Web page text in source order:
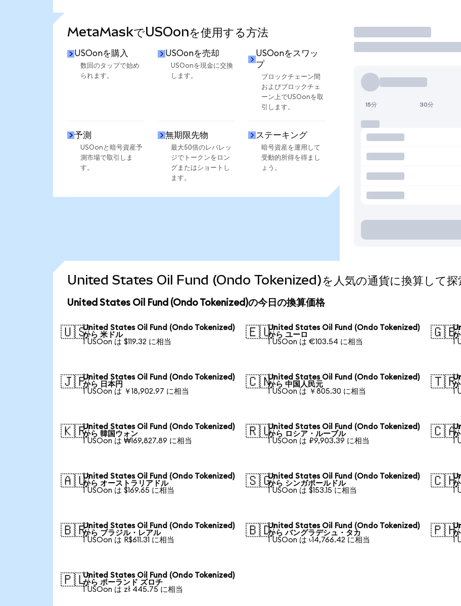
MetaMaskでUSOonを使用する方法
USOonを購入
数回のタップで始め
られます。
USOonを売却
USOonを現金に交換
します。
USOonをスワッ
プ
ブロックチェーン間
およびブロックチェ
ーン上でUSOonを取
引します。
予測
USOonと暗号資産予
測市場で取引しま
す。
無期限先物
最大50倍のレバレッ
ジでトークンをロン
グまたはショートし
ます。
ステーキング
暗号資産を運用して
受動的所得を得まし
ょう。
取引
15分 30分
United States Oil Fund (Ondo Tokenized)を人気の通貨に換算して探
United States Oil Fund (Ondo Tokenized)の今日の換算価格
🇺🇸United States Oil Fund (Ondo Tokenized)
から 米ドル
1 USOon は $119.32 に相当
🇪🇺United States Oil Fund (Ondo Tokenized)
から ユーロ
1 USOon は €103.54 に相当
🇬🇧
1
🇯🇵United States Oil Fund (Ondo Tokenized)
から 日本円
1 USOon は ￥18,902.97 に相当
🇨🇳United States Oil Fund (Ondo Tokenized)
から 中国人民元
1 USOon は ￥805.30 に相当
🇹🇷
1
🇰🇷United States Oil Fund (Ondo Tokenized)
から 韓国ウォン
1 USOon は ₩169,827.89 に相当
🇷🇺United States Oil Fund (Ondo Tokenized)
から ロシア・ルーブル
1 USOon は ₽9,903.39 に相当
🇨🇦
1
🇦🇺United States Oil Fund (Ondo Tokenized)
から オーストラリアドル
1 USOon は $169.65 に相当
🇸🇬United States Oil Fund (Ondo Tokenized)
から シンガポールドル
1 USOon は $153.15 に相当
🇨🇭
1
🇧🇷United States Oil Fund (Ondo Tokenized)
から ブラジル・レアル
1 USOon は R$611.31 に相当
🇧🇩United States Oil Fund (Ondo Tokenized)
から バングラデシュ・タカ
1 USOon は ৳14,766.42 に相当
🇵🇭
1
🇵🇱United States Oil Fund (Ondo Tokenized)
から ポーランド ズロチ
1 USOon は zł 445.75 に相当